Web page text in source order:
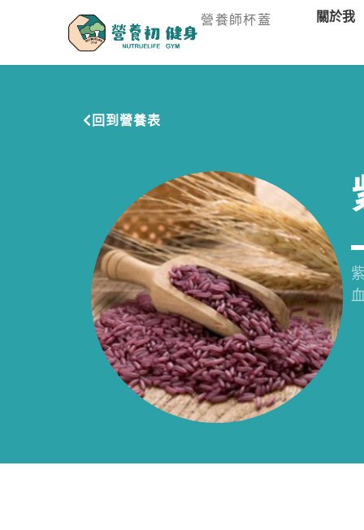
營養師杯蓋 關於我
回到營養表